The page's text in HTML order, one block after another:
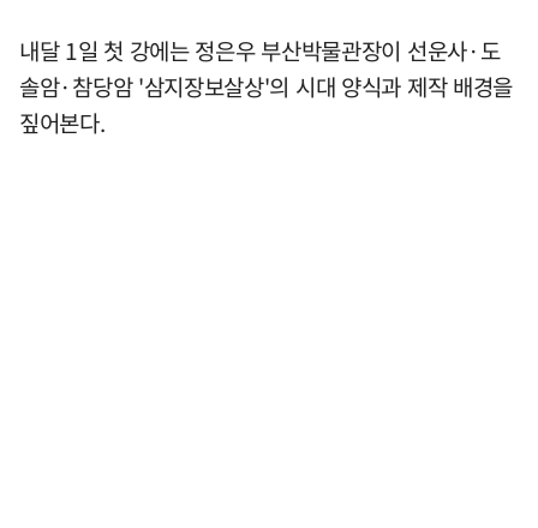
내달 1일 첫 강에는 정은우 부산박물관장이 선운사·도
솔암·참당암 '삼지장보살상'의 시대 양식과 제작 배경을
짚어본다.